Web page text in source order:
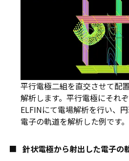
平行電極二組を直交させて配
解析します。平行電極にそれぞ
ELFINにて電場解析を行い、
電子の軌道を解析した例です。
針状電極から射出した電子の